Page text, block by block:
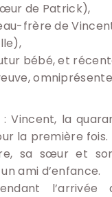
de Patrick),
frère de
bébé, et
: Vincent, la
la première
sa sœur et
ami d’enfance.
l’arrivée